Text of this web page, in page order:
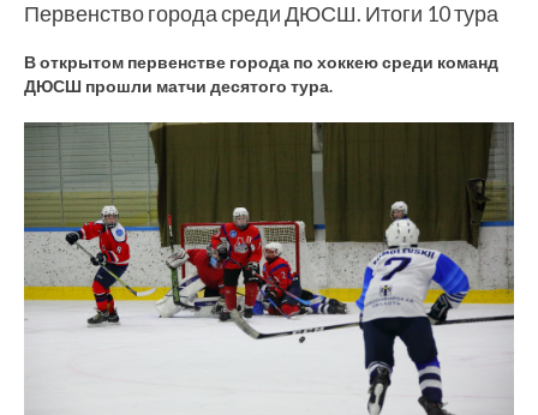
ОЦЕНКА КАЧЕСТВА ОБРАЗОВАНИЯ
ПЛАТНЫЕ УСЛУГИ КОНТАКТЫ
Первенство города среди ДЮСШ. Итоги 10 тура
В открытом первенстве города по хоккею среди команд
ДЮСШ прошли матчи десятого тура.